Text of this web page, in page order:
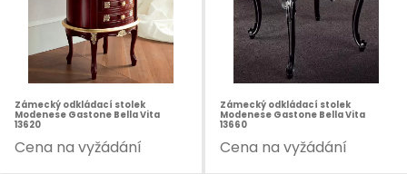
Zámecký odkládací stolek
Modenese Gastone Bella Vita
13620
Cena na vyžádání
Zámecký odkládací stolek
Modenese Gastone Bella Vita
13660
Cena na vyžádání